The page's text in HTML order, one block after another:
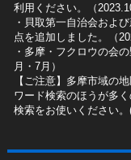
利用ください。（
・貝取第一自治会およ
点を追加しました。（
・多摩・フクロウの会
月・7月）
【ご注意】多摩市域の
ワード検索のほうが多
検索をお使いください。